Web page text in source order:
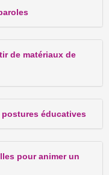
de matériaux de
postures éducatives
pour animer un